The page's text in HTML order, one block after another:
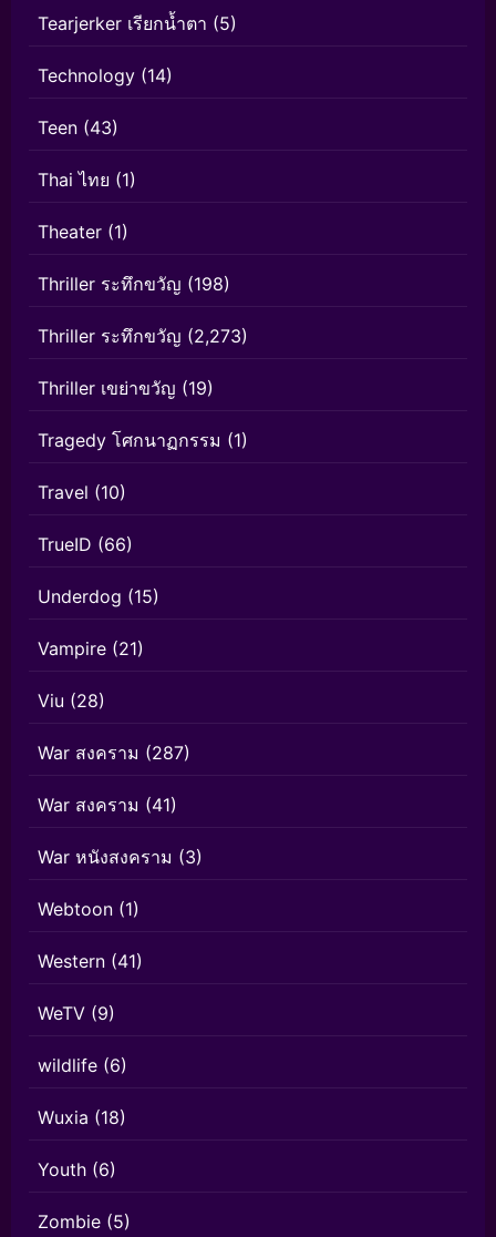
Tearjerker เรียกน้ำตา (5)
Technology (14)
Teen (43)
Thai ไทย (1)
Theater (1)
Thriller ระทึกขวัญ (198)
Thriller ระทึกขวัญ (2,273)
Thriller เขย่าขวัญ (19)
Tragedy โศกนาฏกรรม (1)
Travel (10)
TrueID (66)
Underdog (15)
Vampire (21)
Viu (28)
War สงคราม (287)
War สงคราม (41)
War หนังสงคราม (3)
Webtoon (1)
Western (41)
WeTV (9)
wildlife (6)
Wuxia (18)
Youth (6)
Zombie (5)